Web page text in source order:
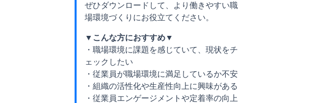
ぜひダウンロードして、より働きやすい職
場環境づくりにお役立てください。
▼こんな方におすすめ▼
・職場環境に課題を感じていて、現状をチ
ェックしたい
・従業員が職場環境に満足しているか不安
・組織の活性化や生産性向上に興味がある
・従業員エンゲージメントや定着率の向上